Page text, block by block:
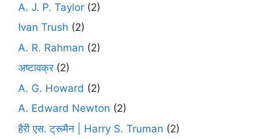
A. J. P. Taylor (2)
Ivan Trush (2)
A. R. Rahman (2)
अष्टावक्र(2)
A. G. Howard (2)
A. Edward Newton (2)
हैरी एस. ट्रूमैन | Harry S. Truman (2)